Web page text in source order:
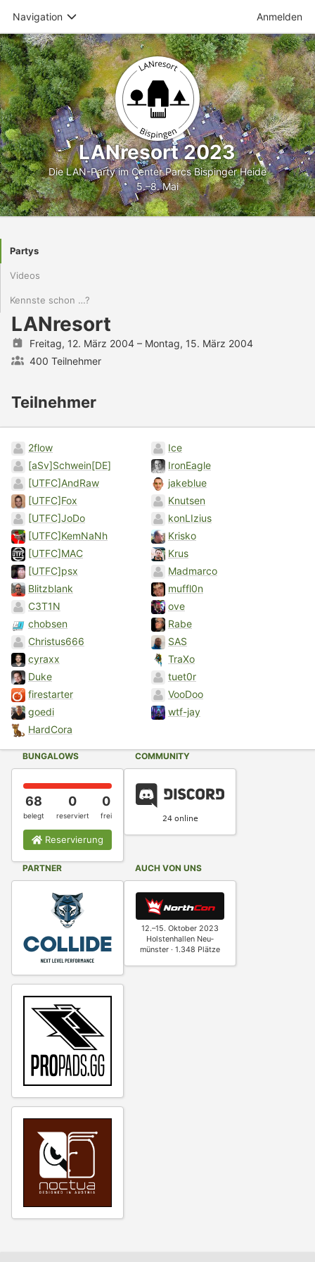
Navigation Anmelden
LANresort 2023
Die LAN-Party im Center Parcs Bispinger Heide
5.–8. Mai
Partys
Videos
Kennste schon …?
LANresort
Freitag, 12. März 2004– Montag, 15. März 2004
400 Teilnehmer
Teilnehmer
2flow
[aSv]Schwein[DE]
[UTFC]AndRaw
[UTFC]Fox
[UTFC]JoDo
[UTFC]KemNaNh
[UTFC]MAC
[UTFC]psx
Blitzblank
C3T1N
chobsen
Christus666
cyraxx
Duke
firestarter
goedi
HardCora
Ice
IronEagle
jakeblue
Knutsen
konLIzius
Krisko
Krus
Madmarco
muffl0n
ove
Rabe
SAS
TraXo
tuet0r
VooDoo
wtf-jay
BUNGALOWS
68
belegt
0
reserviert
0
frei
Reservierung
COMMUNITY
PARTNER AUCH VON UNS
12.–15. Oktober 2023
Holstenhallen Neu­
münster · 1.348 Plätze